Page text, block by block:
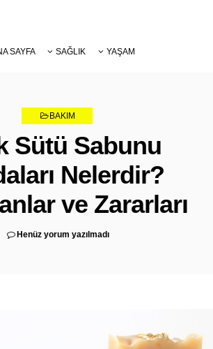
SAYFA SAĞLIK YAŞAM
ZAYIFLAMA
BAKIM
Sütü Sabunu
Nelerdir?
ve Zararları
Henüz yorum yazılmadı